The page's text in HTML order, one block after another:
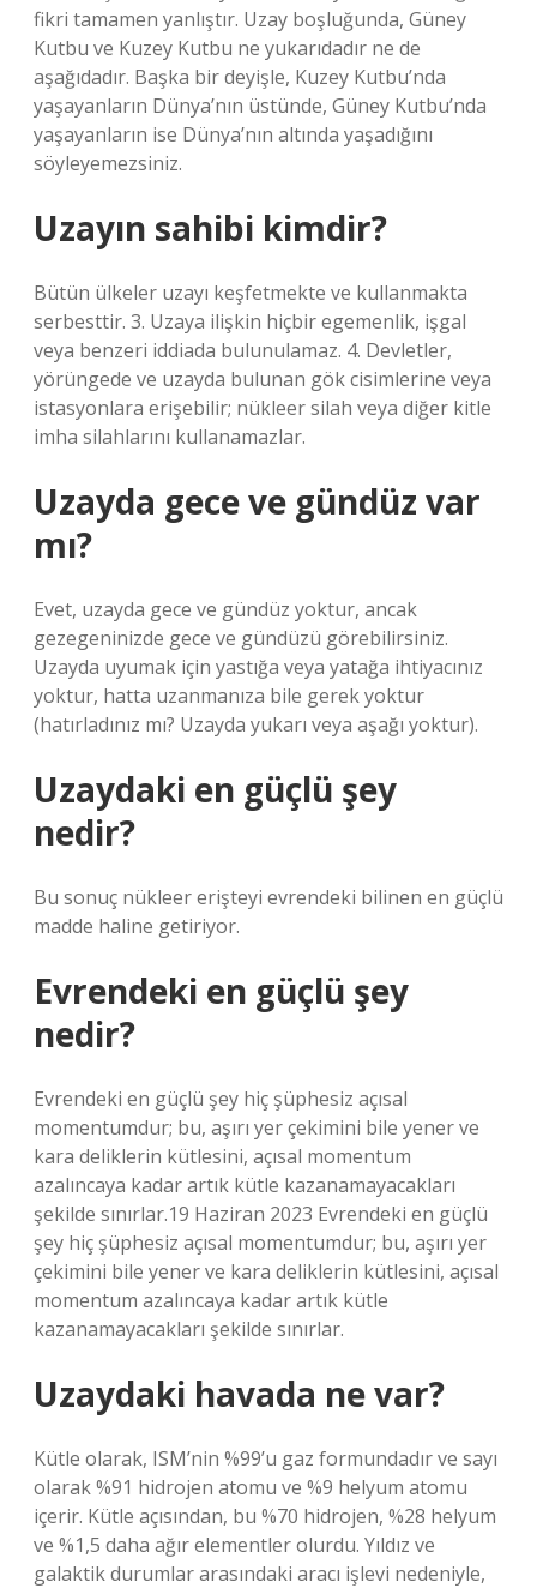
fikri tamamen yanlıştır. Uzay boşluğunda, Güney
Kutbu ve Kuzey Kutbu ne yukarıdadır ne de
aşağıdadır. Başka bir deyişle, Kuzey Kutbu’nda
yaşayanların Dünya’nın üstünde, Güney Kutbu’nda
yaşayanların ise Dünya’nın altında yaşadığını
söyleyemezsiniz.
Uzayın sahibi kimdir?
Bütün ülkeler uzayı keşfetmekte ve kullanmakta
serbesttir. 3. Uzaya ilişkin hiçbir egemenlik, işgal
veya benzeri iddiada bulunulamaz. 4. Devletler,
yörüngede ve uzayda bulunan gök cisimlerine veya
istasyonlara erişebilir; nükleer silah veya diğer kitle
imha silahlarını kullanamazlar.
Uzayda gece ve gündüz var
mı?
Evet, uzayda gece ve gündüz yoktur, ancak
gezegeninizde gece ve gündüzü görebilirsiniz.
Uzayda uyumak için yastığa veya yatağa ihtiyacınız
yoktur, hatta uzanmanıza bile gerek yoktur
(hatırladınız mı? Uzayda yukarı veya aşağı yoktur).
Uzaydaki en güçlü şey
nedir?
Bu sonuç nükleer erişteyi evrendeki bilinen en güçlü
madde haline getiriyor.
Evrendeki en güçlü şey
nedir?
Evrendeki en güçlü şey hiç şüphesiz açısal
momentumdur; bu, aşırı yer çekimini bile yener ve
kara deliklerin kütlesini, açısal momentum
azalıncaya kadar artık kütle kazanamayacakları
şekilde sınırlar.19 Haziran 2023 Evrendeki en güçlü
şey hiç şüphesiz açısal momentumdur; bu, aşırı yer
çekimini bile yener ve kara deliklerin kütlesini, açısal
momentum azalıncaya kadar artık kütle
kazanamayacakları şekilde sınırlar.
Uzaydaki havada ne var?
Kütle olarak, ISM’nin %99’u gaz formundadır ve sayı
olarak %91 hidrojen atomu ve %9 helyum atomu
içerir. Kütle açısından, bu %70 hidrojen, %28 helyum
ve %1,5 daha ağır elementler olurdu. Yıldız ve
galaktik durumlar arasındaki aracı işlevi nedeniyle,